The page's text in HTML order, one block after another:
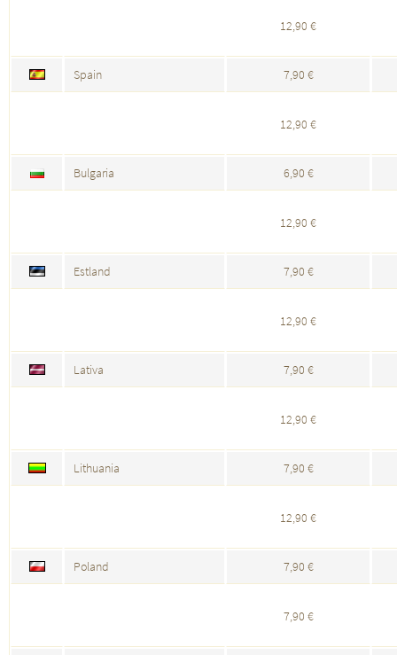
12,90 €
Spain 7,90 €
12,90 €
Bulgaria 6,90 €
12,90 €
Estland 7,90 €
12,90 €
Lativa 7,90 €
12,90 €
Lithuania 7,90 €
12,90 €
Poland 7,90 €
7,90 €